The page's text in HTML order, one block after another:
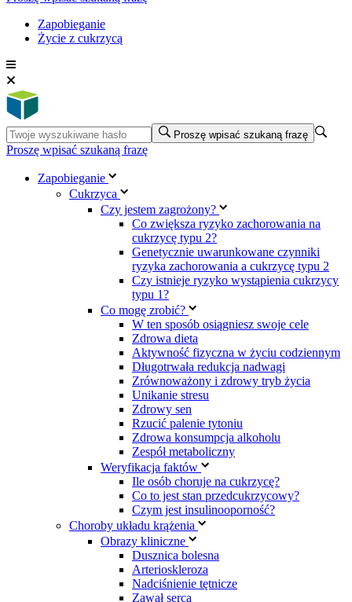
Zapobieganie
Życie z cukrzycą
Proszę wpisać szukaną frazę
Proszę wpisać szukaną frazę
Zapobieganie
Cukrzyca
Czy jestem zagrożony?
Co zwiększa ryzyko zachorowania na
cukrzycę typu 2?
Genetycznie uwarunkowane czynniki
ryzyka zachorowania a cukrzycę typu 2
Czy istnieje ryzyko wystąpienia cukrzycy
typu 1?
Co mogę zrobić?
W ten sposób osiągniesz swoje cele
Zdrowa dieta
Aktywność fizyczna w życiu codziennym
Długotrwała redukcja nadwagi
Zrównoważony i zdrowy tryb życia
Unikanie stresu
Zdrowy sen
Rzucić palenie tytoniu
Zdrowa konsumpcja alkoholu
Zespół metaboliczny
Weryfikacja faktów
Ile osób choruje na cukrzycę?
Co to jest stan przedcukrzycowy?
Czym jest insulinooporność?
Choroby układu krążenia
Obrazy kliniczne
Dusznica bolesna
Arterioskleroza
Nadciśnienie tętnicze
Zawał serca